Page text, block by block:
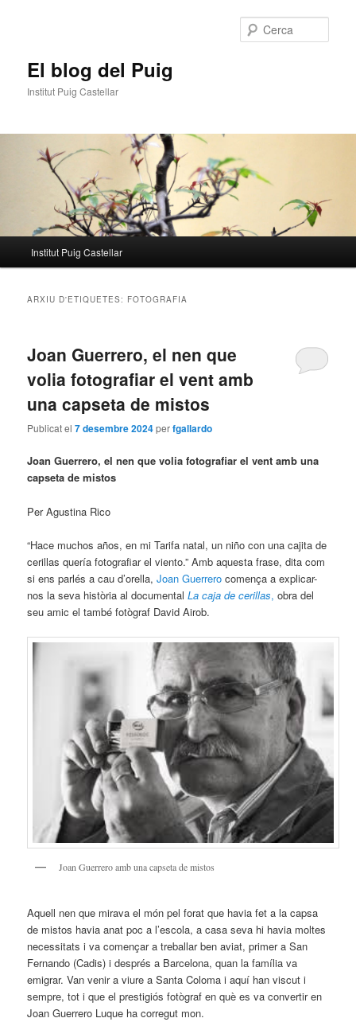
El blog del Puig
Institut Puig Castellar
principal
Institut Puig Castellar
ARXIU D'ETIQUETES: FOTOGRAFIA
Joan Guerrero, el nen que
volia fotografiar el vent amb
una capseta de mistos
Publicat el7 desembre 2024perfgallardo
Joan Guerrero, el nen que volia fotografiar el vent amb una
capseta de mistos
Per Agustina Rico
“Hace muchos años, en mi Tarifa natal, un niño con una cajita de
cerillas quería fotografiar el viento.” Amb aquesta frase, dita com
si ens parlés a cau d’orella,Joan Guerrero comença a explicar-
nos la seva història al documentalLa caja de cerillas, obra del
seu amic el també fotògraf David Airob.
Joan Guerrero amb una capseta de mistos
Aquell nen que mirava el món pel forat que havia fet a la capsa
de mistos havia anat poc a l’escola, a casa seva hi havia moltes
necessitats i va començar a treballar ben aviat, primer a San
Fernando (Cadis) i després a Barcelona, quan la família va
emigrar. Van venir a viure a Santa Coloma i aquí han viscut i
sempre, tot i que el prestigiós fotògraf en què es va convertir en
Joan Guerrero Luque ha corregut mon.